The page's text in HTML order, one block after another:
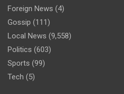
Foreign News (4)
Gossip (111)
Local News (9,558)
Politics (603)
Sports (99)
Tech (5)